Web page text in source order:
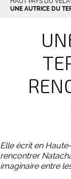
UNE AUTRICE DU
Elle écrit en
rencontrer
imaginaire entre